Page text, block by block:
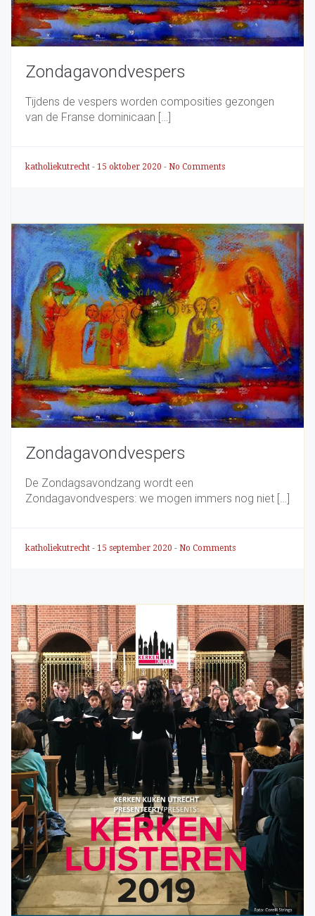
Zondagavondvespers
Tijdens de vespers worden composities gezongen
van de Franse dominicaan […]
katholiekutrecht - 15 oktober 2020 - No Comments
Zondagavondvespers
De Zondagsavondzang wordt een
Zondagavondvespers: we mogen immers nog niet […]
katholiekutrecht - 15 september 2020 - No Comments